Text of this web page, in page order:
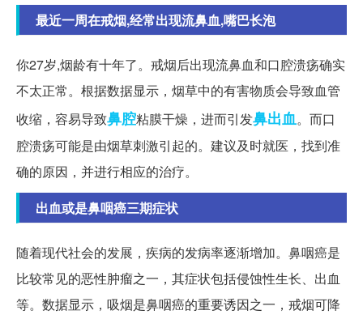
最近一周在戒烟,经常出现流鼻血,嘴巴长泡
你27岁,烟龄有十年了。戒烟后出现流鼻血和口腔溃疡确实
不太正常。根据数据显示，烟草中的有害物质会导致血管
收缩，容易导致鼻腔粘膜干燥，进而引发鼻出血。而口
腔溃疡可能是由烟草刺激引起的。建议及时就医，找到准
确的原因，并进行相应的治疗。
出血或是鼻咽癌三期症状
随着现代社会的发展，疾病的发病率逐渐增加。鼻咽癌是
比较常见的恶性肿瘤之一，其症状包括侵蚀性生长、出血
等。数据显示，吸烟是鼻咽癌的重要诱因之一，戒烟可降